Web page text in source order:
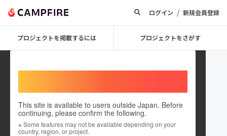
ログイン / 新規会員登録
プロジェクトを掲載するには プロジェクトをさがす
This site is available to users outside Japan. Before
continuing, please confirm the following.
※ Some features may not be available depending on your
country, region, or project.
テイクワンテクノロジー株式会社